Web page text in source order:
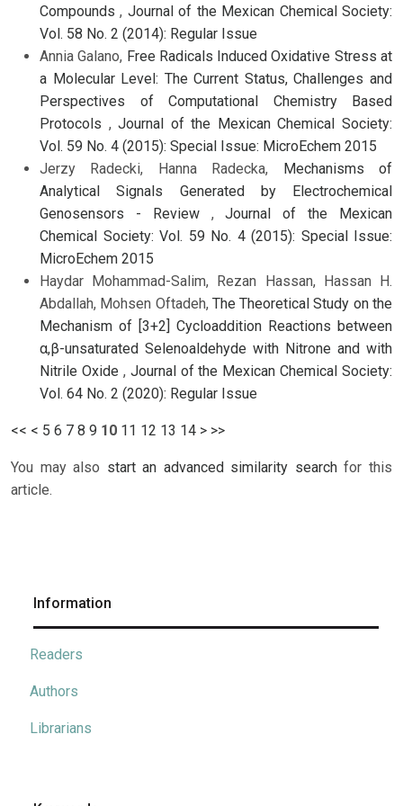
Compounds, Journal of the Mexican Chemical Society:
Vol. 58 No. 2 (2014): Regular Issue
Annia Galano, Free Radicals Induced Oxidative Stress at
a Molecular Level: The Current Status, Challenges and
Perspectives of Computational Chemistry Based
Protocols ,Journal of the Mexican Chemical Society:
Vol. 59 No. 4 (2015): Special Issue: MicroEchem 2015
Jerzy Radecki, Hanna Radecka, Mechanisms of
Analytical Signals Generated by Electrochemical
Genosensors - Review ,Journal of the Mexican
Chemical Society: Vol. 59 No. 4 (2015): Special Issue:
MicroEchem 2015
Haydar Mohammad-Salim, Rezan Hassan, Hassan H.
Abdallah, Mohsen Oftadeh, The Theoretical Study on the
Mechanism of [3+2] Cycloaddition Reactions between
α,β-unsaturated Selenoaldehyde with Nitrone and with
Nitrile Oxide , Journal of the Mexican Chemical Society:
Vol. 64 No. 2 (2020): Regular Issue
<< < 5 6 7 8 9 10 11 12 13 14 > >>
You may also start an advanced similarity searchfor this
article.
Information
Readers
Authors
Librarians